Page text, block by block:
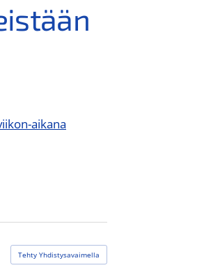
aikana
Tehty Yhdistysavaimella